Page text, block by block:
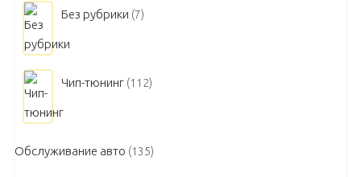
Без рубрики (7)
Чип-тюнинг (112)
Обслуживание авто (135)